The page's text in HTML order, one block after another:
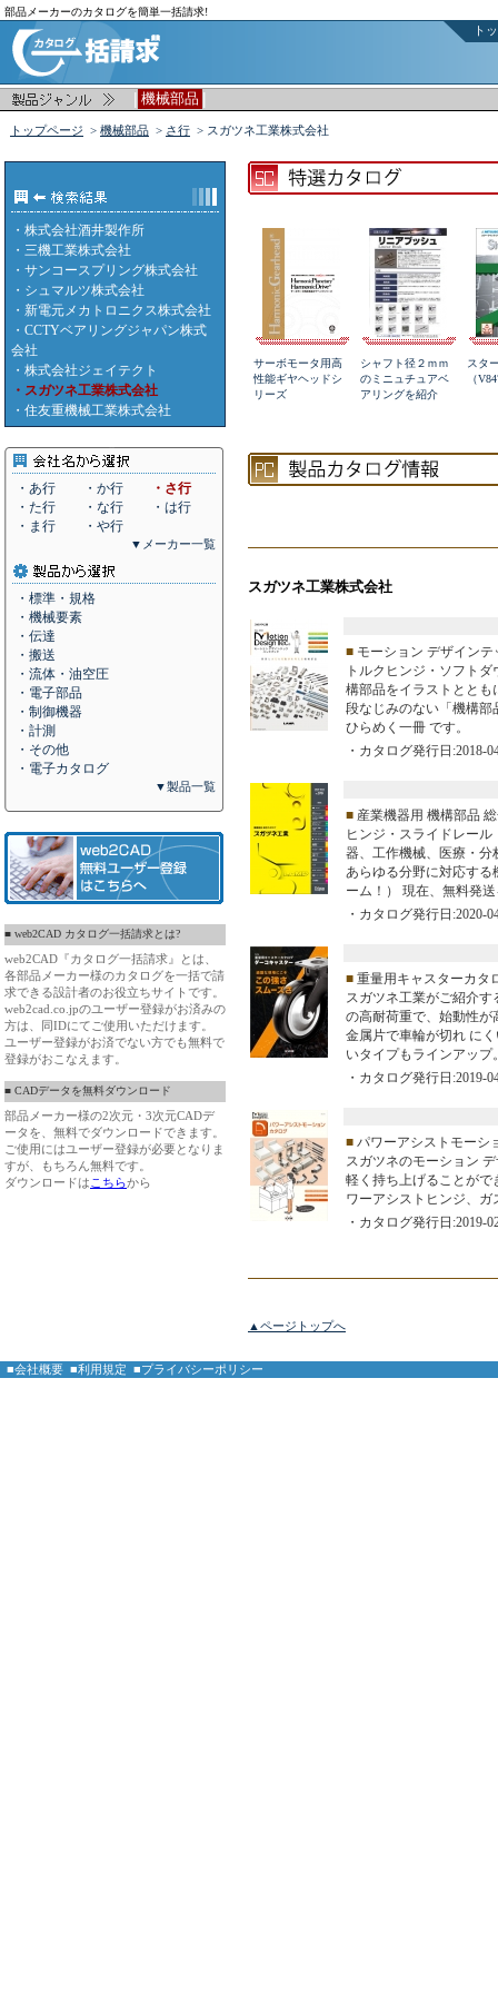
部品メーカーのカタログを簡単一括請求!
ト
| 機械部品 |
トップページ > 機械部品 > さ行 > スガツネ工業株式会社
・ 株式会社酒井製作所
・ 三機工業株式会社
・ サンコースプリング株式会社
・ シュマルツ株式会社
・ 新電元メカトロニクス株式会社
・ CCTYベアリングジャパン株式
会社
・ 株式会社ジェイテクト
・スガツネ工業株式会社
・ 住友重機械工業株式会社
・あ行 ・か行
・さ行
・た行
・な行
・は行
・ま行
・や行
▼メーカー一覧
・標準・規格
・機械要素
・伝達
・搬送
・流体・油空圧
・電子部品
・制御機器
・計測
・その他
・電子カタログ
▼製品一覧
■ web2CAD カタログ一括請求とは?
web2CAD『カタログ一括請求』とは、
各部品メーカー様のカタログを一括で請
求できる設計者のお役立ちサイトです。
web2cad.co.jpのユーザー登録がお済みの
方は、同IDにてご使用いただけます。
ユーザー登録がお済でない方でも無料で
登録がおこなえます。
■ CADデータを無料ダウンロード
部品メーカー様の2次元・3次元CADデ
ータを、無料でダウンロードできます。
ご使用にはユーザー登録が必要となりま
すが、もちろん無料です。
ダウンロードは こちらから
サーボモータ用高
性能ギヤヘッドシ
リーズ
シャフト径２ｍｍ
のミニュチュアベ
アリングを紹介
スタ
（
スガツネ工業株式会社
■ モーション デザイン
トルクヒンジ・ソフト
構部品をイラストととも
段なじみのない「機構
ひらめく一冊 です。
・カタログ発行日:2018-
■ 産業機器用 機構部品
ヒンジ・スライドレー
器、工作機械、医療・
あらゆる分野に対応する
ーム！） 現在、無料発
・カタログ発行日:2020-
■ 重量用キャスターカタ
スガツネ工業がご紹介す
の高耐荷重で、始動性が
金属片で車輪が切れ に
いタイプもラインアップ
・カタログ発行日:2019-
■ パワーアシストモーシ
スガツネのモーション
軽く持ち上げることが
ワーアシストヒンジ、
・カタログ発行日:2019-
▲ページトップへ
■会社概要 ■利用規定 ■プライバシーポリシー